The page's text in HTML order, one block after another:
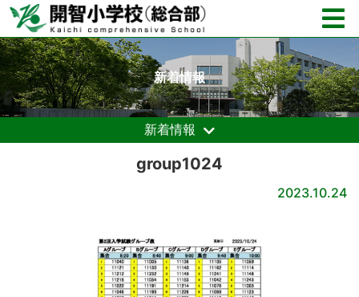
新着情報
新着情報
group1024
2023.10.24